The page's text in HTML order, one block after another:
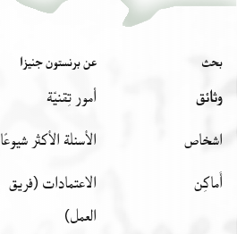
بحث
وثائق
اشخاص
أَماكِن
عن برنستون جنيزا
أمور تِقنيّة
الأسئلة الأكثر شيوعًا
الاعتمادات (فريق
العمل)